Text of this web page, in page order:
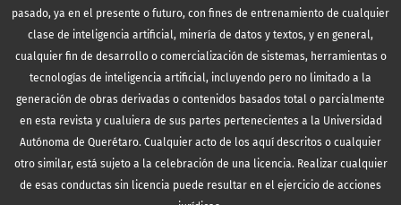
pasado, ya en el presente o futuro, con fines de entrenamiento de cualquier
clase de inteligencia artificial, minería de datos y textos, y en general,
cualquier fin de desarrollo o comercialización de sistemas, herramientas o
tecnologías de inteligencia artificial, incluyendo pero no limitado a la
generación de obras derivadas o contenidos basados total o parcialmente
en esta revista y cualuiera de sus partes pertenecientes a la Universidad
Autónoma de Querétaro. Cualquier acto de los aquí descritos o cualquier
otro similar, está sujeto a la celebración de una licencia. Realizar cualquier
de esas conductas sin licencia puede resultar en el ejercicio de acciones